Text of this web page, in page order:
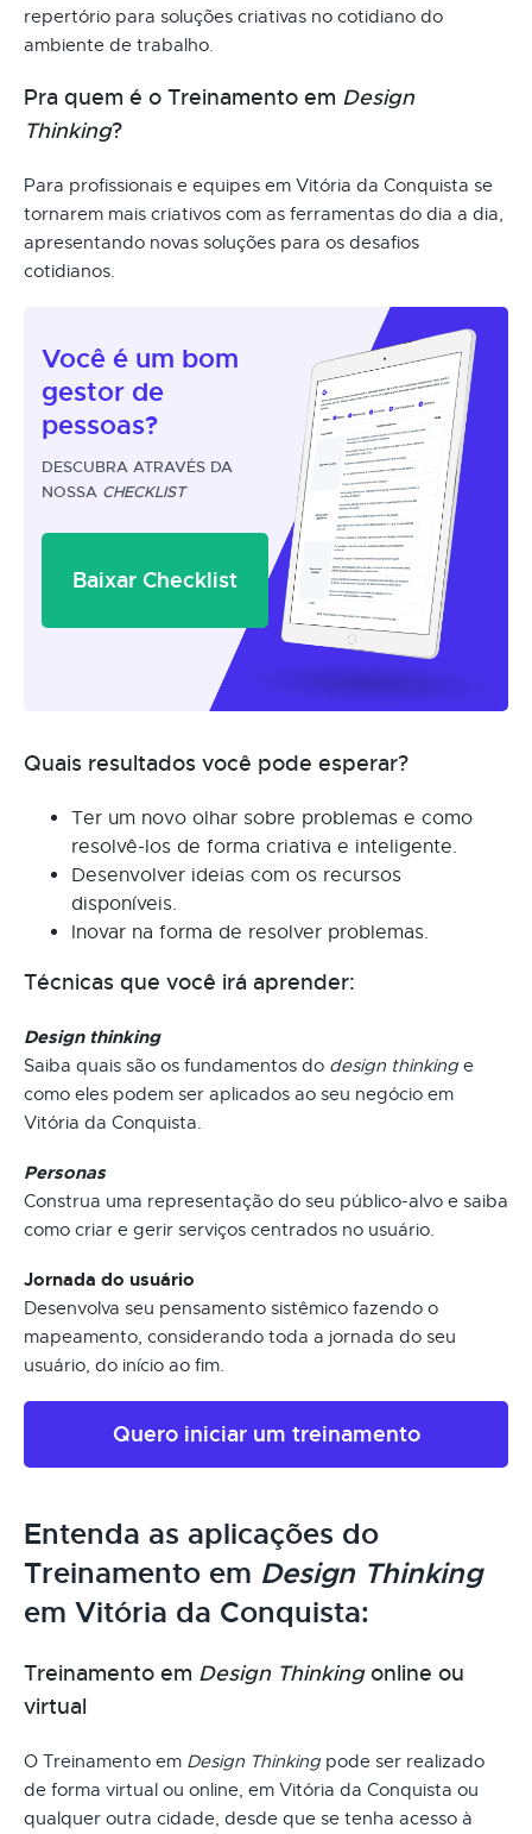
repertório para soluções criativas no cotidiano do
ambiente de trabalho.
Pra quem é o Treinamento em Design
Thinking?
Para profissionais e equipes em Vitória da Conquista se
tornarem mais criativos com as ferramentas do dia a dia,
apresentando novas soluções para os desafios
cotidianos.
Você é um bom
gestor de
pessoas?
DESCUBRA ATRAVÉS DA
NOSSA CHECKLIST
Baixar Checklist
Quais resultados você pode esperar?
Ter um novo olhar sobre problemas e como
resolvê-los de forma criativa e inteligente.
Desenvolver ideias com os recursos
disponíveis.
Inovar na forma de resolver problemas.
Técnicas que você irá aprender:
Design thinking
Saiba quais são os fundamentos do design thinking e
como eles podem ser aplicados ao seu negócio em
Vitória da Conquista.
Personas
Construa uma representação do seu público-alvo e saiba
como criar e gerir serviços centrados no usuário.
Jornada do usuário
Desenvolva seu pensamento sistêmico fazendo o
mapeamento, considerando toda a jornada do seu
usuário, do início ao fim.
Quero iniciar um treinamento
Entenda as aplicações do
Treinamento em Design Thinking
em Vitória da Conquista:
Treinamento em Design Thinkingonline ou
virtual
O Treinamento em Design Thinking pode ser realizado
de forma virtual ou online, em Vitória da Conquista ou
qualquer outra cidade, desde que se tenha acesso à